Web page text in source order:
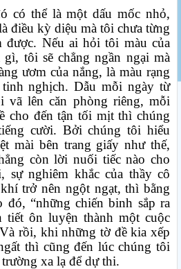
có thể là một dấu mốc nhỏ,
điều kỳ diệu mà tôi chưa từng
được. Nếu ai hỏi tôi màu của
tôi sẽ chẳng ngần ngại mà
ươm của nắng, là màu rạng
nghịch. Dẫu mỗi ngày từ
vã lên căn phòng riêng, mỗi
cho đến tận tối mịt thì chúng
cười. Bởi chúng tôi hiểu
mài bên trang giấy như thế,
còn lời nuối tiếc nào cho
nghiêm khắc của thầy cô
trở nên ngột ngạt, thì bằng
đó, “những chiến binh sắp ra
tiết ôn luyện thành một cuộc
rồi, khi những tờ đề kia xếp
thì cũng đến lúc chúng tôi
xa lạ để dự thi.